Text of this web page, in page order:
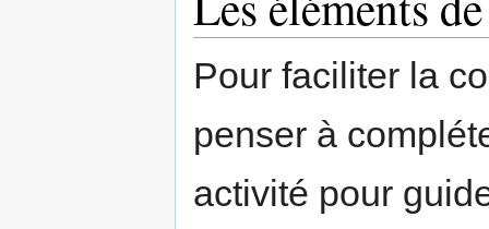
Pour faciliter la
penser à
activité pour